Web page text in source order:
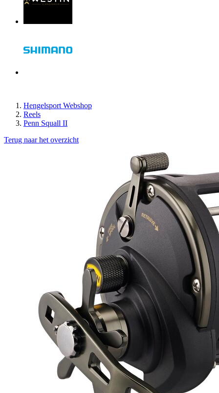
Hengelsport Webshop
Reels
Penn Squall II
Terug naar het overzicht